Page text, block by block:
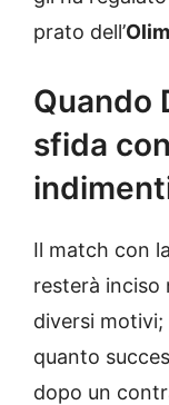
prato dell’
Quando
sfida
Il match con la
resterà inciso
diversi
quanto
dopo un